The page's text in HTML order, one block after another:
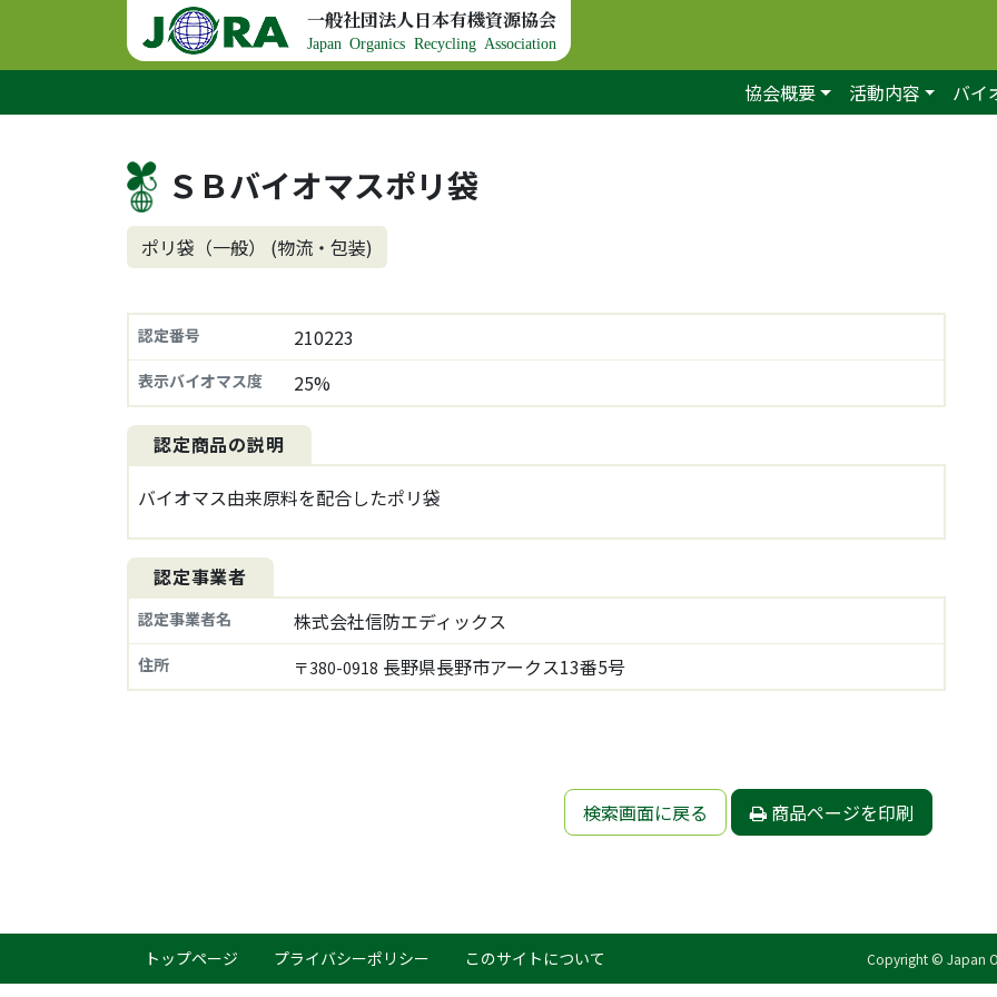
コンテンツへスキップ
メインナビゲーション
一般社団法人日本有機資源協会
Japan Organics Recycling Association
協会概要 活動内容 バイ
ＳＢバイオマスポリ袋
ポリ袋（一般） (物流・包装)
認定番号 210223
表示バイオマス度 25%
認定商品の説明
バイオマス由来原料を配合したポリ袋
認定事業者
認定事業者名 株式会社信防エディックス
住所 〒380-0918 長野県長野市アークス13番5号
検索画面に戻る 商品ページを印刷
トップページ プライバシーポリシー このサイトについて Copyright © Japan